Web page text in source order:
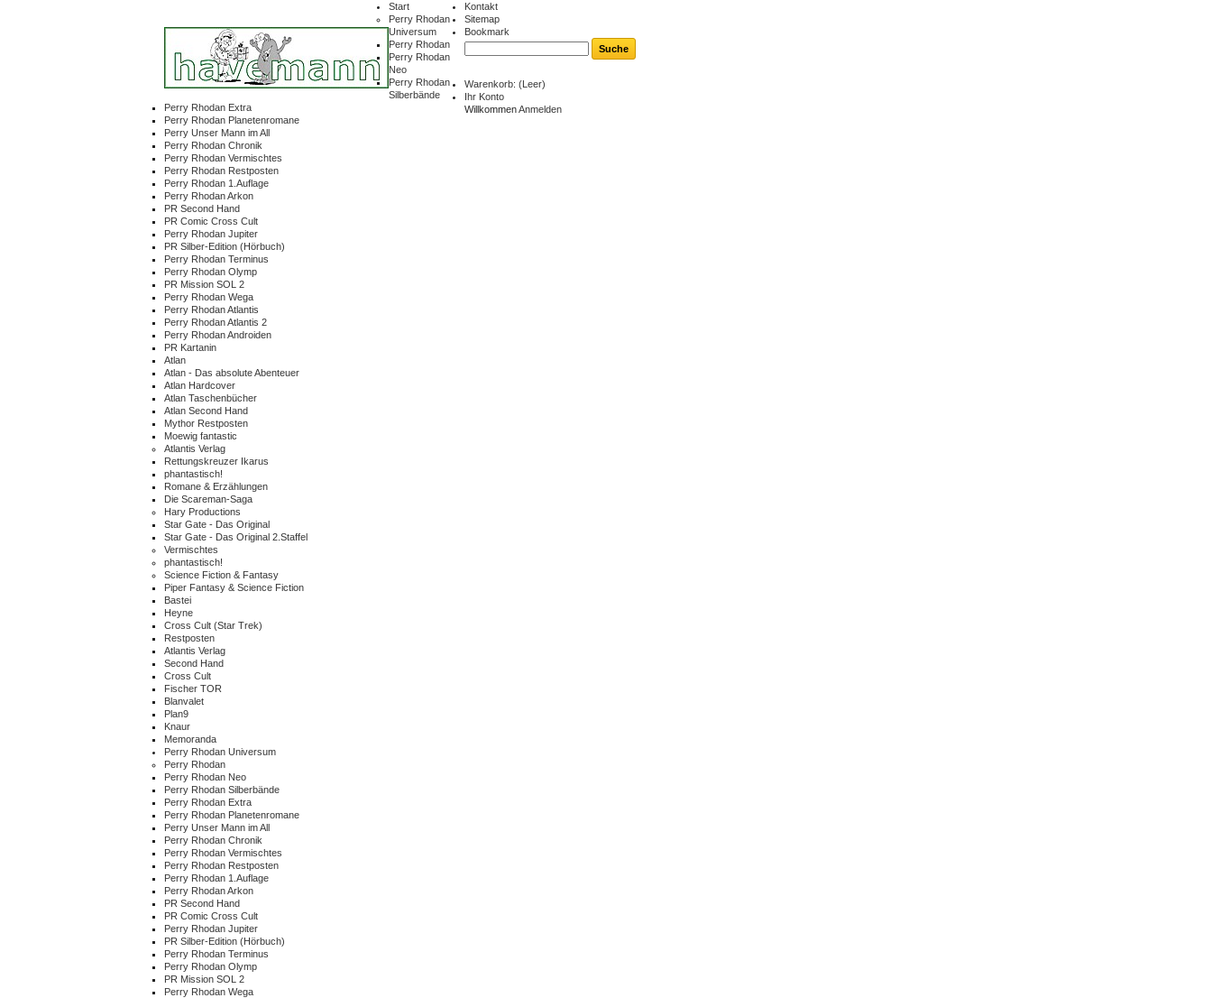
Kontakt
Sitemap
Bookmark
Warenkorb: (Leer)
Ihr Konto
WillkommenAnmelden
Start
Perry Rhodan
Universum
Perry Rhodan
Perry Rhodan
Neo
Perry Rhodan
Silberbände
Perry Rhodan Extra
Perry Rhodan Planetenromane
Perry Unser Mann im All
Perry Rhodan Chronik
Perry Rhodan Vermischtes
Perry Rhodan Restposten
Perry Rhodan 1.Auflage
Perry Rhodan Arkon
PR Second Hand
PR Comic Cross Cult
Perry Rhodan Jupiter
PR Silber-Edition (Hörbuch)
Perry Rhodan Terminus
Perry Rhodan Olymp
PR Mission SOL 2
Perry Rhodan Wega
Perry Rhodan Atlantis
Perry Rhodan Atlantis 2
Perry Rhodan Androiden
PR Kartanin
Atlan
Atlan - Das absolute Abenteuer
Atlan Hardcover
Atlan Taschenbücher
Atlan Second Hand
Mythor Restposten
Moewig fantastic
Atlantis Verlag
Rettungskreuzer Ikarus
phantastisch!
Romane & Erzählungen
Die Scareman-Saga
Hary Productions
Star Gate - Das Original
Star Gate - Das Original 2.Staffel
Vermischtes
phantastisch!
Science Fiction & Fantasy
Piper Fantasy & Science Fiction
Bastei
Heyne
Cross Cult (Star Trek)
Restposten
Atlantis Verlag
Second Hand
Cross Cult
Fischer TOR
Blanvalet
Plan9
Knaur
Memoranda
Perry Rhodan Universum
Perry Rhodan
Perry Rhodan Neo
Perry Rhodan Silberbände
Perry Rhodan Extra
Perry Rhodan Planetenromane
Perry Unser Mann im All
Perry Rhodan Chronik
Perry Rhodan Vermischtes
Perry Rhodan Restposten
Perry Rhodan 1.Auflage
Perry Rhodan Arkon
PR Second Hand
PR Comic Cross Cult
Perry Rhodan Jupiter
PR Silber-Edition (Hörbuch)
Perry Rhodan Terminus
Perry Rhodan Olymp
PR Mission SOL 2
Perry Rhodan Wega